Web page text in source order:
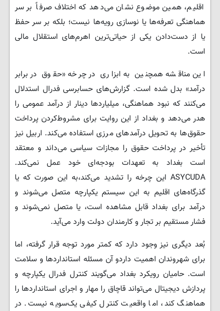
اقلیم، همین موضوع نشان می‌دهد که اختلاف صرفاً بر سر
هماهنگی تعرفه‌ها یا نوسازی رویه‌ها نیست؛ بلکه بر سر حفظ
یا از دست‌دادن یکی از حیاتی‌ترین اهرم‌های استقلال مالی
است.
این مناقشه همچنین به ابزاری در چرخه «حقوق در برابر
درآمد» بدل شده است. گزارش‌های حسابرسی فدرال استدلال
می‌کنند که نبود هماهنگی، میلیاردها دینار از درآمد عمومی را
هدر می‌دهد و بغداد از این روایت برای مشروط‌کردن پرداخت
حقوق‌ها به تحویل درآمدهای مرزی استفاده می‌کند. اربیل نیز
تأخیر در پرداخت حقوق را مجازات سیاسی می‌داند و معتقد
است بغداد به تعهدات بودجه‌ای خود عمل نمی‌کند.
ASYCUDA این چرخه را تشدید می‌کند،به این صورت که یا
گذرگاه‌های اقلیم به این سیستم یکپارچه متصل می‌شوند و
درآمد برای بغداد قابل مشاهده است، یا متصل نمی‌شوند و
فشار مستقیم بر تجار و کارمندان دولت وارد می‌آید.
بُعد دیگری نیز وجود دارد که کمتر مورد توجه قرار گرفته، اما
برای شهروندان اهمیت داردو آن مسئله استانداردها و سلامت
است. حامیان رویکرد بغداد می‌گویند کنترل فدرال یکپارچه و
پردازش دیجیتال می‌تواند قاچاق را مهار و اجرای استانداردها را
هماهنگ کند، اما واقعیت کنترل کیفی یک‌سویه نیست. در